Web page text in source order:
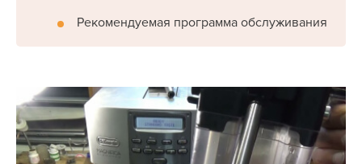
Рекомендуемая программа обслуживания